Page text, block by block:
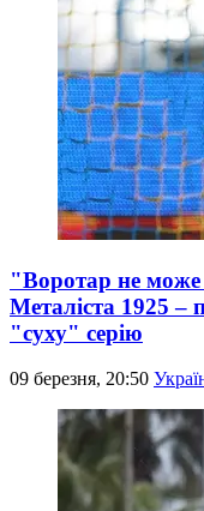
"Воротар не може
Металіста 1925 –
"суху" серію
09 березня, 20:50